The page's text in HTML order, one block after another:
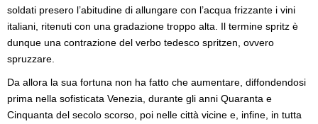
soldati presero l’abitudine di allungare con l’acqua frizzante i vini
italiani, ritenuti con una gradazione troppo alta. Il termine spritz è
dunque una contrazione del verbo tedesco spritzen, ovvero
spruzzare.
Da allora la sua fortuna non ha fatto che aumentare, diffondendosi
prima nella sofisticata Venezia, durante gli anni Quaranta e
Cinquanta del secolo scorso, poi nelle città vicine e, infine, in tutta